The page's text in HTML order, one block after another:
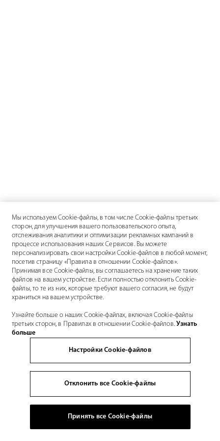
Мы используем Cookie-файлы, в том числе Cookie-файлы третьих
сторон, для улучшения вашего пользовательского опыта,
отслеживания аналитики и оптимизации рекламных кампаний в
процессе использования наших Сервисов. Вы можете
персонализировать свои настройки Cookie-файлов в любой момент,
посетив страницу «Правила в отношении Cookie-файлов».
Принимая все Cookie-файлы, вы соглашаетесь на хранение таких
файлов на вашем устройстве. Если полностью отклонить Cookie-
файлы, то те из них, которые требуют вашего согласия, не будут
храниться на вашем устройстве.
Узнайте больше о наших Cookie-файлах, включая Cookie-файлы
третьих сторон, в Правилах в отношении Cookie-файлов.Узнать
больше
Настройки Cookie-файлов
Отклонить все Cookie-файлы
Принять все Cookie-файлы